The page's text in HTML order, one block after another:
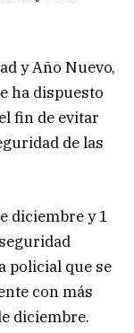
y Año Nuevo,
ha dispuesto
fin de evitar
de las
diciembre y 1
policial que se
con más
diciembre.